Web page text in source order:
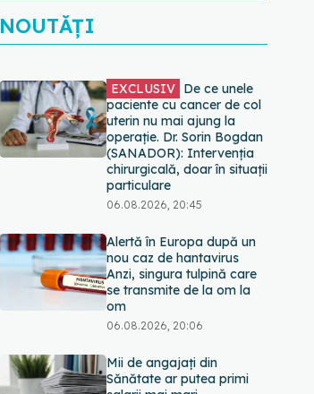
NOUTĂȚI
EXCLUSIV De ce unele
paciente cu cancer de col
uterin nu mai ajung la
operație. Dr. Sorin Bogdan
(SANADOR): Intervenția
chirurgicală, doar în situații
particulare
06.08.2026, 20:45
Alertă în Europa după un
nou caz de hantavirus
Anzi, singura tulpină care
se transmite de la om la
om
06.08.2026, 20:06
Mii de angajați din
Sănătate ar putea primi